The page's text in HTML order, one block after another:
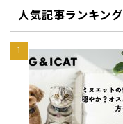
人気記事ランキング